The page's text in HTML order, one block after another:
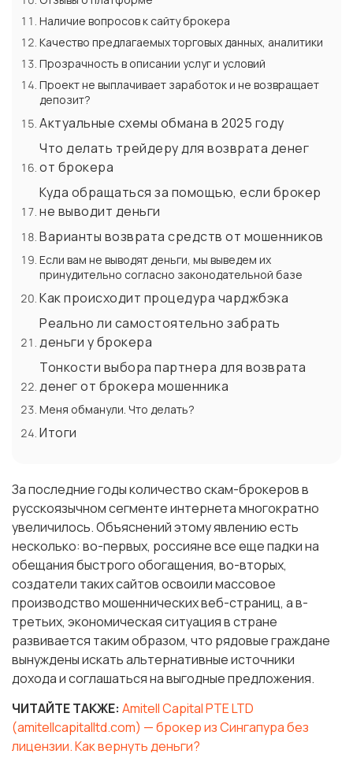
Наличие вопросов к сайту брокера
Качество предлагаемых торговых данных, аналитики
Прозрачность в описании услуг и условий
Проект не выплачивает заработок и не возвращает
депозит?
Актуальные схемы обмана в 2025 году
Что делать трейдеру для возврата денег
от брокера
Куда обращаться за помощью, если брокер
не выводит деньги
Варианты возврата средств от мошенников
Если вам не выводят деньги, мы выведем их
принудительно согласно законодательной базе
Как происходит процедура чарджбэка
Реально ли самостоятельно забрать
деньги у брокера
Тонкости выбора партнера для возврата
денег от брокера мошенника
Меня обманули. Что делать?
Итоги
За последние годы количество скам-брокеров в
русскоязычном сегменте интернета многократно
увеличилось. Объяснений этому явлению есть
несколько: во-первых, россияне все еще падки на
обещания быстрого обогащения, во-вторых,
создатели таких сайтов освоили массовое
производство мошеннических веб-страниц, а в-
третьих, экономическая ситуация в стране
развивается таким образом, что рядовые граждане
вынуждены искать альтернативные источники
дохода и соглашаться на выгодные предложения.
ЧИТАЙТЕ ТАКЖЕ: Amitell Capital PTE LTD
(amitellcapitalltd.com) — брокер из Сингапура без
лицензии. Как вернуть деньги?